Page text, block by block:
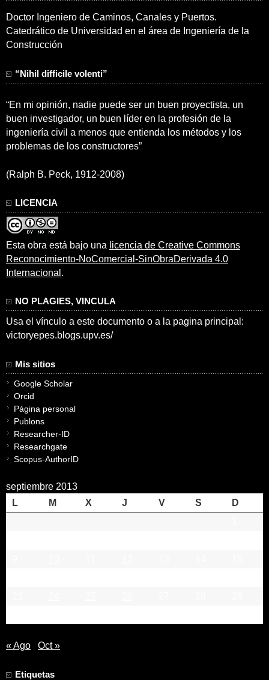
Doctor Ingeniero de Caminos, Canales y Puertos.
Catedrático de Universidad en el área de Ingeniería de la
Construcción
“Nihil difficile volenti”
“En mi opinión, nadie puede ser un buen proyectista, un
buen investigador, un buen líder en la profesión de la
ingeniería civil a menos que entienda los métodos y los
problemas de los constructores”
(Ralph B. Peck, 1912-2008)
LICENCIA
Esta obra está bajo una licencia de Creative Commons
Reconocimiento-NoComercial-SinObraDerivada 4.0
Internacional .
NO PLAGIES, VINCULA
Usa el vínculo a este documento o a la pagina principal:
victoryepes.blogs.upv.es/
Mis sitios
Google Scholar
Orcid
Página personal
Publons
Researcher-ID
Researchgate
Scopus-AuthorID
septiembre 2013
L
M X J V S
D
« Ago Oct »
Etiquetas